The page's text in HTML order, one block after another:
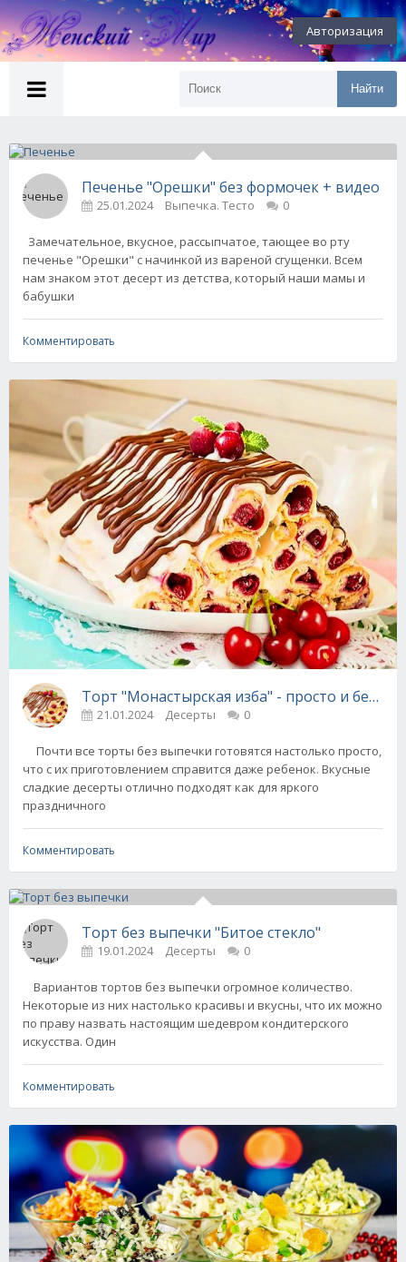
Авторизация
Найти
Печенье "Орешки" без формочек + видео
25.01.2024 Выпечка. Тесто 0
печенье "Орешки" с начинкой из вареной сгущенки. Всем
нам знаком этот десерт из детства, который наши мамы и
бабушки
Комментировать
Торт "Монастырская изба" - просто и без
21.01.2024 Десерты 0
Почти все торты без выпечки готовятся настолько просто,
что с их приготовлением справится даже ребенок. Вкусные
сладкие десерты отлично подходят как для яркого
праздничного
Комментировать
Торт без выпечки "Битое стекло"
19.01.2024 Десерты 0
Вариантов тортов без выпечки огромное количество.
Некоторые из них настолько красивы и вкусны, что их можно
по праву назвать настоящим шедевром кондитерского
искусства. Один
Комментировать